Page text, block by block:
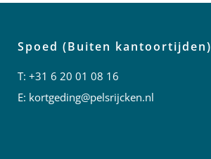
Spoed (Buiten kantoortijden)
T: +31 6 20 01 08 16
E: kortgeding@pelsrijcken.nl